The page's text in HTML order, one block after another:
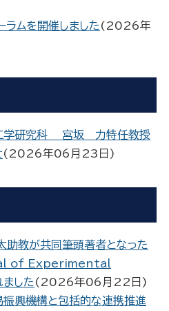
ムを開催しました ( 2026年
学研究科 宮坂 力特任教授
( 2026年06月23日 )
助教が共同筆頭著者となった
of Experimental
した ( 2026年06月22日 )
興機構と包括的な連携推進